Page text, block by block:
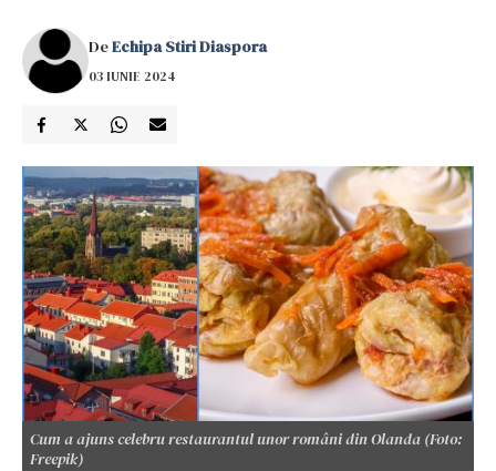
DeEchipa Stiri Diaspora
03 IUNIE 2024
Cum a ajuns celebru restaurantul unor români din Olanda (Foto:
Freepik)